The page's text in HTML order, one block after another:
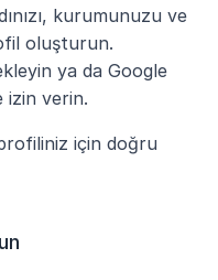
kurumunuzu ve
oluşturun.
ya da Google
izin verin.
için doğru